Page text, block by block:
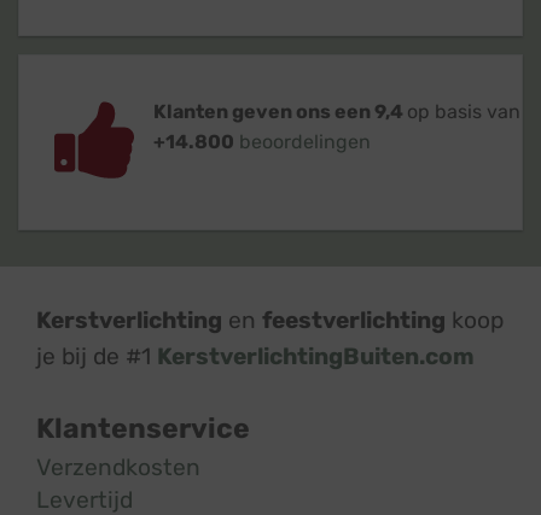
Klanten geven ons een 9,4 op basis van
+14.800 beoordelingen
Kerstverlichting en feestverlichting koop
je bij de #1 KerstverlichtingBuiten.com
Klantenservice
Verzendkosten
Levertijd